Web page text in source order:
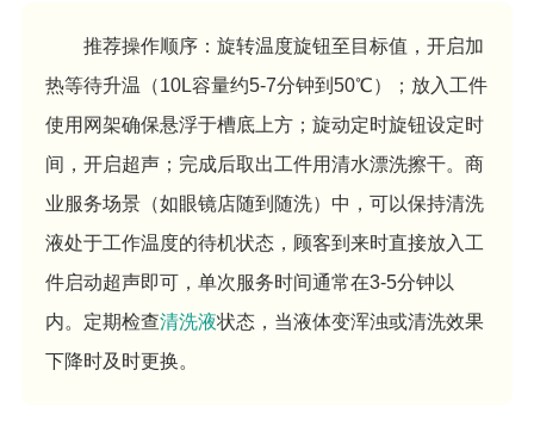
推荐操作顺序：旋转温度旋钮至目标值，开启加
热等待升温（10L容量约5-7分钟到50℃）；放入工件
使用网架确保悬浮于槽底上方；旋动定时旋钮设定时
间，开启超声；完成后取出工件用清水漂洗擦干。商
业服务场景（如眼镜店随到随洗）中，可以保持清洗
液处于工作温度的待机状态，顾客到来时直接放入工
件启动超声即可，单次服务时间通常在3-5分钟以
内。定期检查清洗液状态，当液体变浑浊或清洗效果
下降时及时更换。